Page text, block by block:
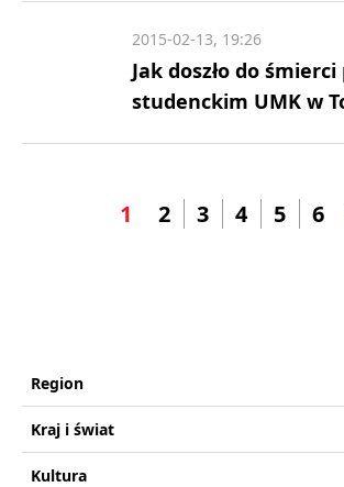
Jak doszło do
studenckim UMK w
2015-02-13, 19:26
1 2 3 4 5 6
Region
Kraj i świat
Kultura